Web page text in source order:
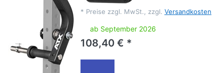
* Preise zzgl. MwSt., zzgl. Versandkosten
ab September 2026
108,40 € *